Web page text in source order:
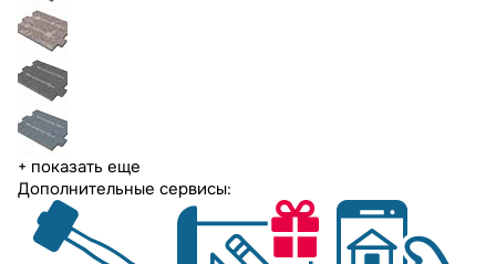
+ показать еще
Дополнительные сервисы: